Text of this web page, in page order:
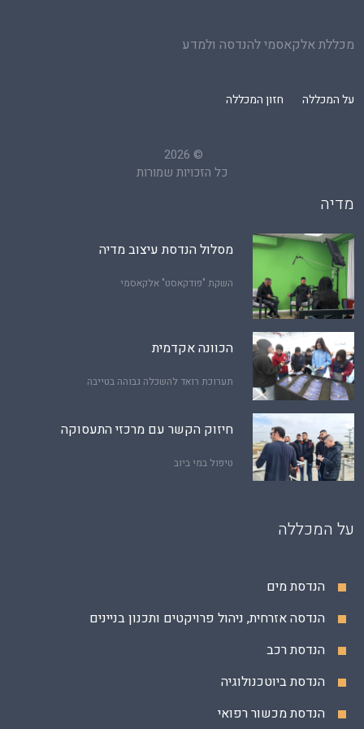
מכללת אלקאסמי להנדסה ולמדע
על המכללה חזון המכללה
©
2026
כל הזכויות שמורות
מדיה
מסלול הנדסת עיצוב מדיה
השקת "פודקאסט" אלקאסמי
הכוונה אקדמית
תערוכת רואד להשכלה גבוהה בטייבה
חיזוק הקשר עם מרכזי התעסוקה
טיפול במי ביוב
על המכללה
הנדסת מים
הנדסה אזרחית, ניהול פרויקטים ותכנון בניינים
הנדסת רכב
הנדסת ביוטכנולוגיה
הנדסת מכשור רפואי